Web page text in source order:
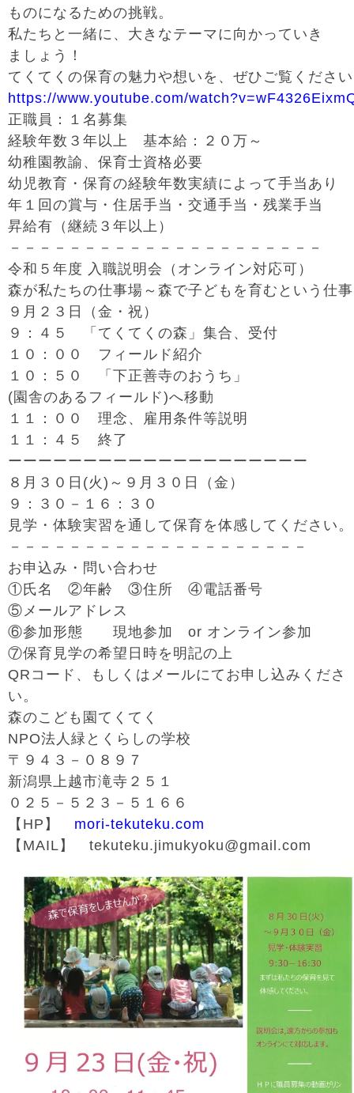
ものになるための挑戦。
私たちと一緒に、大きなテーマに向かっていき
ましょう！
てくてくの保育の魅力や想いを、ぜひご覧くださ
https://www.youtube.com/
正職員：１名募集
経験年数３年以上 基本給：２０万～
幼稚園教諭、保育士資格必要
幼児教育・保育の経験年数実績によって手当あり
年１回の賞与・住居手当・交通手当・残業手当
昇給有（継続３年以上）
－－－－－－－－－－－－－－－－－－－－－
令和５年度 入職説明会（オンライン対応可）
森が私たちの仕事場～森で子どもを育むという仕
９月２３日（金・祝）
９：４５ 「てくてくの森」集合、受付
１０：００ フィールド紹介
１０：５０ 「下正善寺のおうち」
(園舎のあるフィールド)へ移動
１１：００ 理念、雇用条件等説明
１１：４５ 終了
ーーーーーーーーーーーーーーーーーーーー
８月３０日(火)～９月３０日（金）
９：３０－１６：３０
見学・体験実習を通して保育を体感してください。
－－－－－－－－－－－－－－－－－－－－
お申込み・問い合わせ
①氏名 ②年齢 ③住所 ④電話番号
⑤メールアドレス
⑥参加形態 現地参加 or オンライン参加
⑦保育見学の希望日時を明記の上
QRコード、もしくはメールにてお申し込みくださ
い。
森のこども園てくてく
NPO法人緑とくらしの学校
〒９４３－０８９７
新潟県上越市滝寺２５１
０２５－５２３－５１６６
【HP】 mori-tekuteku.com
【MAIL】 tekuteku.jimukyoku@gmail.com